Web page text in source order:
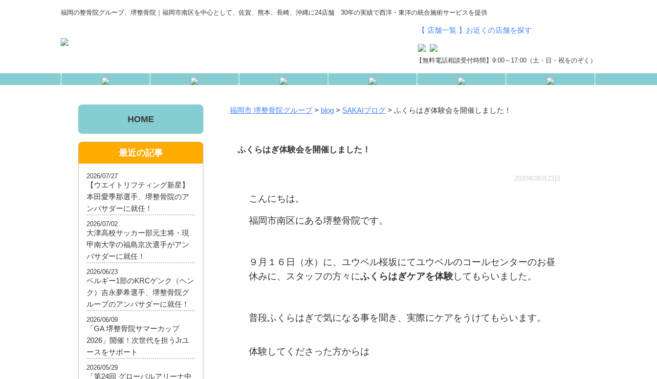
福岡の整骨院グループ、堺整骨院｜福岡市南区を中心として、佐賀、熊本、長崎、沖縄に24店舗 30年の実績で西洋・東洋の統合施術サービスを提供
【 店舗一覧 】お近くの店舗を探す
【無料電話相談受付時間】9:00～17:00（土・日・祝をのぞく）
福岡市 堺整骨院グループ> blog > SAKAIブログ > ふくらはぎ体験会を開催しました！
ふくらはぎ体験会を開催しました！
2020年09月23日
こんにちは。
福岡市南区にある堺整骨院です。
９月１６日（水）に、ユウベル桜坂にてユウベルのコールセンターのお昼
休みに、スタッフの方々にふくらはぎケアを体験してもらいました。
普段ふくらはぎで気になる事を聞き、実際にケアをうけてもらいます。
体験してくださった方からは
HOME
最近の記事
【ウエイトリフティング新星】
本田愛季那選手、堺整骨院のア
ンバサダーに就任！
2026/07/27
大津高校サッカー部元主将・現
甲南大学の福島京次選手がアン
バサダーに就任！
2026/07/02
ベルギー1部のKRCゲンク（ヘン
ク）吉永夢希選手、堺整骨院グ
ループのアンバサダーに就任！
2026/06/23
「GA 堺整骨院サマーカップ
2026」開催！次世代を担うJrユ
ースをサポート
2026/06/09
「第24回 グローバルアリーナ中
2026/05/29